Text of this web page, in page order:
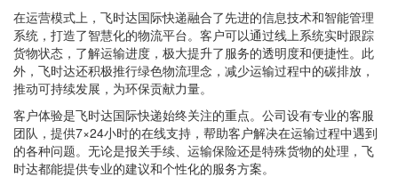
在运营模式上，飞时达国际快递融合了先进的信息技术和智能管理
系统，打造了智慧化的物流平台。客户可以通过线上系统实时跟踪
货物状态，了解运输进度，极大提升了服务的透明度和便捷性。此
外，飞时达还积极推行绿色物流理念，减少运输过程中的碳排放，
推动可持续发展，为环保贡献力量。
客户体验是飞时达国际快递始终关注的重点。公司设有专业的客服
团队，提供7×24小时的在线支持，帮助客户解决在运输过程中遇到
的各种问题。无论是报关手续、运输保险还是特殊货物的处理，飞
时达都能提供专业的建议和个性化的服务方案。